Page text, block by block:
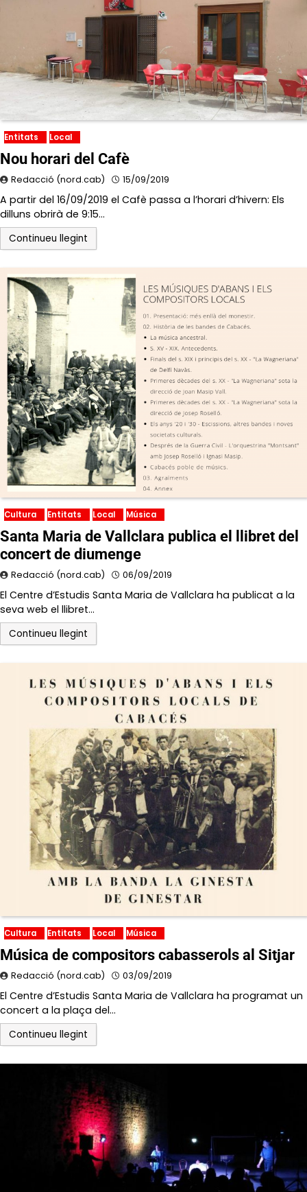
Entitats Local
Nou horari del Cafè
Redacció (nord.cab) 15/09/2019
A partir del 16/09/2019 el Cafè passa a l’horari d’hivern: Els
dilluns obrirà de 9:15…
Continueu llegint
Cultura Entitats Local Música
Santa Maria de Vallclara publica el llibret del
concert de diumenge
Redacció (nord.cab) 06/09/2019
El Centre d’Estudis Santa Maria de Vallclara ha publicat a la
seva web el llibret…
Continueu llegint
Cultura Entitats Local Música
Música de compositors cabasserols al Sitjar
Redacció (nord.cab) 03/09/2019
El Centre d’Estudis Santa Maria de Vallclara ha programat un
concert a la plaça del…
Continueu llegint